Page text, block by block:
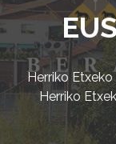
Herriko Etxeko
Herriko